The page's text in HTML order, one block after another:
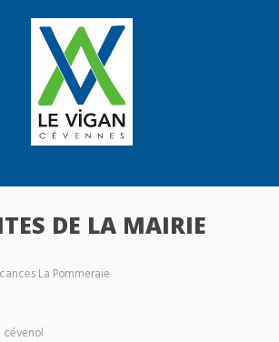
DE LA MAIRIE
La Pommeraie
cévenol